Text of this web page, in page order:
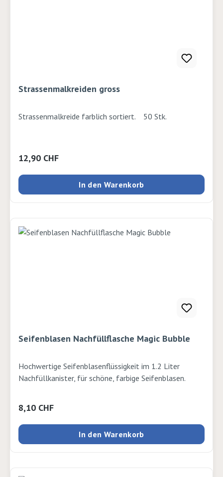
Strassenmalkreiden gross
Strassenmalkreide farblich sortiert. 50 Stk.
Regulärer Preis:
12,90 CHF
In den Warenkorb
Seifenblasen Nachfüllflasche Magic Bubble
Hochwertige Seifenblasenflüssigkeit im 1.2 Liter
Nachfüllkanister, für schöne, farbige Seifenblasen.
Regulärer Preis:
8,10 CHF
In den Warenkorb